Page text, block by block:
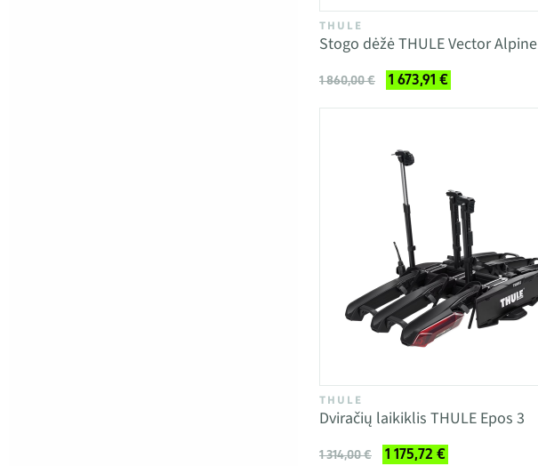
THULE
Stogo dėžė THULE Vector Alpine
1 860,00 € 1 673,91 €
THULE
Dviračių laikiklis THULE Epos 3
1 314,00 € 1 175,72 €